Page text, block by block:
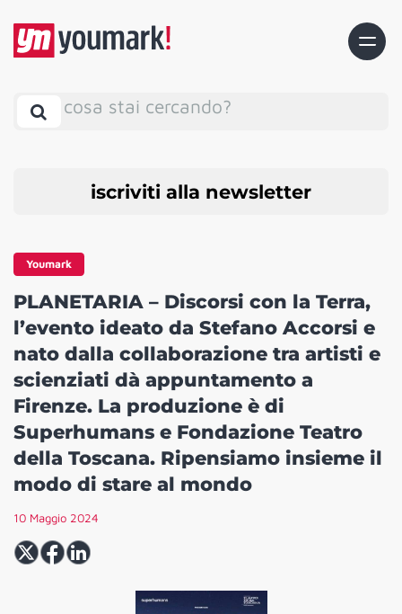
cosa stai cercando?
iscriviti alla newsletter
Youmark
PLANETARIA – Discorsi con la Terra,
l’evento ideato da Stefano Accorsi e
nato dalla collaborazione tra artisti e
scienziati dà appuntamento a
Firenze. La produzione è di
Superhumans e Fondazione Teatro
della Toscana. Ripensiamo insieme il
modo di stare al mondo
10 Maggio 2024